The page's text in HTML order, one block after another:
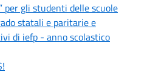
per gli studenti delle scuole
statali e paritarie e
di iefp - anno scolastico